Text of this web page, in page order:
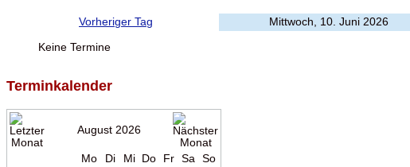
Vorheriger Tag Mittwoch, 10. Juni 2026
Keine Termine
Terminkalender
August 2026
Mo Di Mi Do Fr Sa So